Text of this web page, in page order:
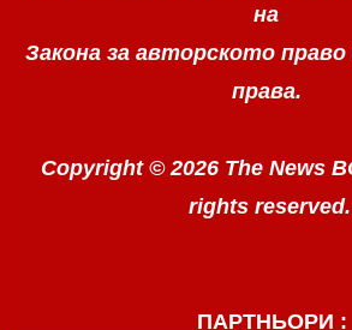
на
Закона за авторското право
права.
Copyright © 2026 The News
rights reserved.
ПАРТНЬОРИ :